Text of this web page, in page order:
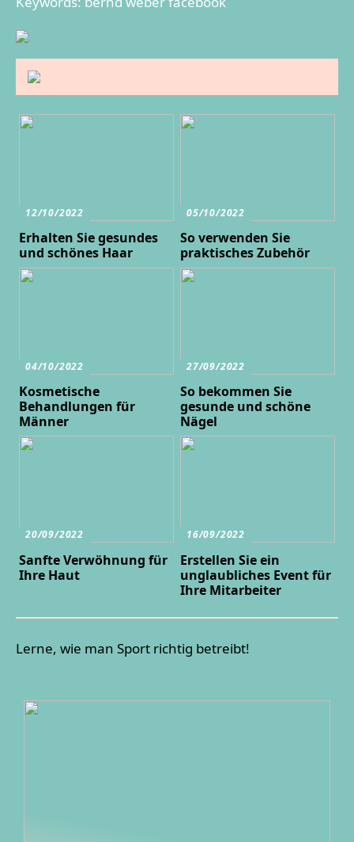
12/10/2022
Erhalten Sie gesundes
und schönes Haar
05/10/2022
So verwenden Sie
praktisches Zubehör
04/10/2022
Kosmetische
Behandlungen für
Männer
27/09/2022
So bekommen Sie
gesunde und schöne
Nägel
20/09/2022
Sanfte Verwöhnung für
Ihre Haut
16/09/2022
Erstellen Sie ein
unglaubliches Event für
Ihre Mitarbeiter
Lerne, wie man Sport richtig betreibt!